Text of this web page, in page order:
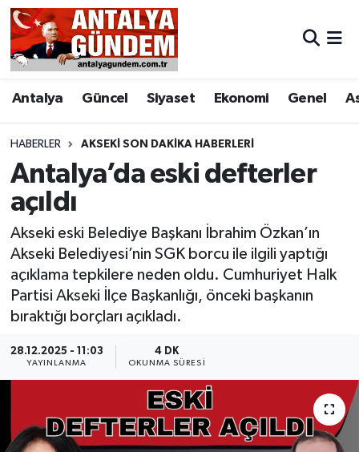
Antalya Güncel Siyaset Ekonomi Genel
HABERLER AKSEKI SON DAKIKA HABERLERI
Antalya’da eski defterler
açıldı
Akseki eski Belediye Başkanı İbrahim Özkan’ın
Akseki Belediyesi’nin SGK borcu ile ilgili yaptığı
açıklama tepkilere neden oldu. Cumhuriyet Halk
Partisi Akseki İlçe Başkanlığı, önceki başkanın
bıraktığı borçları açıkladı.
28.12.2025 - 11:03
YAYINLANMA
4 DK
OKUNMA SÜRESI
Antalya
Asayiş
Bilim & Teknoloji
Bölge
EĞİTİM
Ekonomi
Görüntülü Haber
Kültür & Sanat
Antalya Nöbetçi Eczaneler
Antalya Hava Durumu
Antalya Namaz Vakitleri
Antalya Trafik Yoğunluk Haritası
Süper Lig Puan Durumu ve Fikstür
Tüm Manşetler
Son Dakika Haberleri
Haber Arşivi